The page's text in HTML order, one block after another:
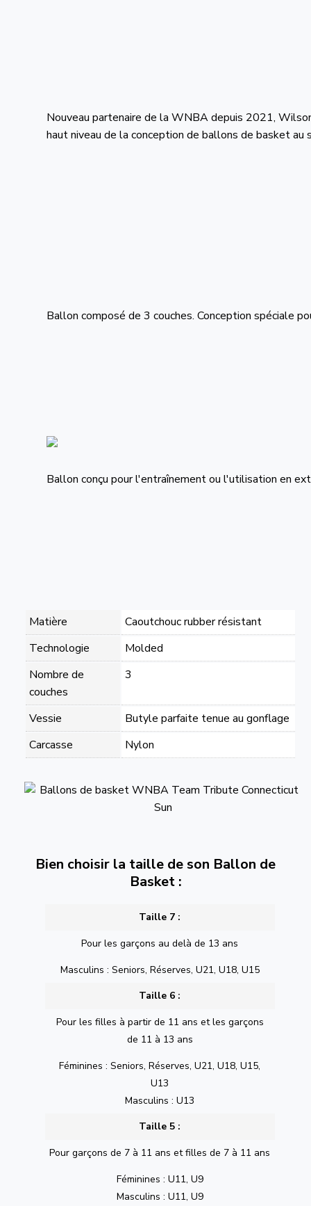
Nouveau partenaire de la WNBA depuis 2021,
haut niveau de la conception de ballons de basket au
Ballon composé de 3 couches. Conception spéciale
Ballon conçu pour l'entraînement ou l'utilisation en
Matière
Caoutchouc rubber résistant
Technologie
Molded
Nombre de
couches
3
Vessie
Butyle parfaite tenue au gonflage
Carcasse
Nylon
Bien choisir la taille de son Ballon de
Basket :
Taille 7 :
Pour les garçons au delà de 13 ans
Masculins : Seniors, Réserves, U21, U18, U15
Taille 6 :
Pour les filles à partir de 11 ans et les garçons
de 11 à 13 ans
Féminines : Seniors, Réserves, U21, U18, U15,
U13
Masculins : U13
Taille 5 :
Pour garçons de 7 à 11 ans et filles de 7 à 11 ans
Féminines : U11, U9
Masculins : U11, U9